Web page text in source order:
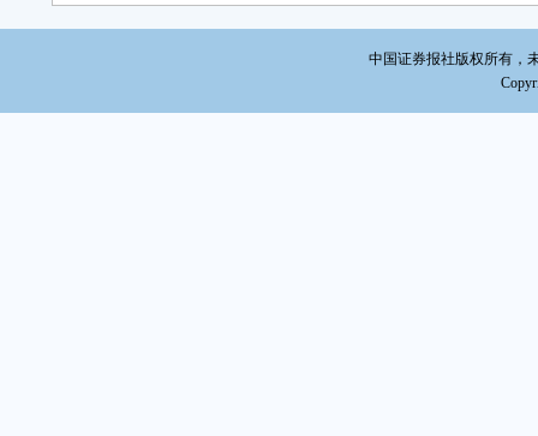
中国证券报社版权所有，